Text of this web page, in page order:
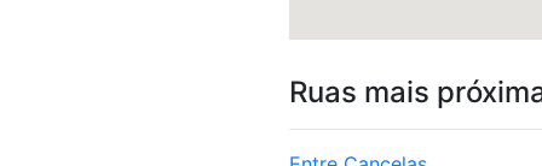
Ruas mais